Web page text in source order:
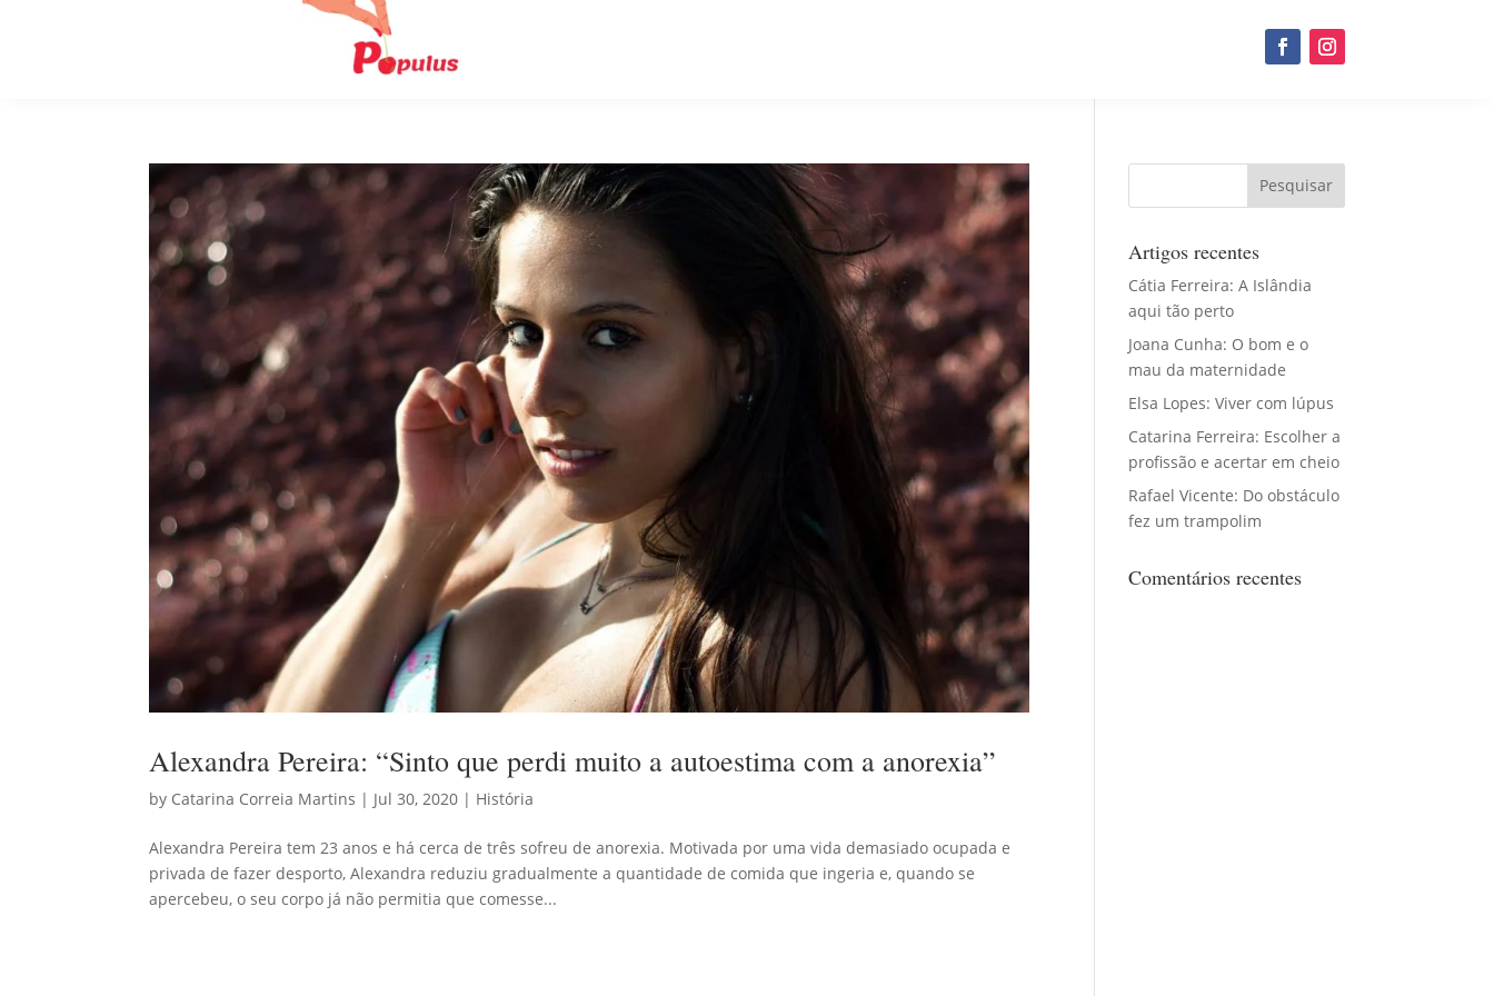
Alexandra Pereira: “Sinto que perdi muito a autoestima com a anorexia”
by Catarina Correia Martins | Jul 30, 2020 | História
Alexandra Pereira tem 23 anos e há cerca de três sofreu de anorexia. Motivada por uma vida demasiado ocupada e
privada de fazer desporto, Alexandra reduziu gradualmente a quantidade de comida que ingeria e, quando se
apercebeu, o seu corpo já não permitia que comesse...
Artigos recentes
Cátia Ferreira: A Islândia
aqui tão perto
Joana Cunha: O bom e o
mau da maternidade
Elsa Lopes: Viver com lúpus
Catarina Ferreira: Escolher a
profissão e acertar em cheio
Rafael Vicente: Do obstáculo
fez um trampolim
Comentários recentes